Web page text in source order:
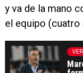
y va de la mano
el equipo (cuatro